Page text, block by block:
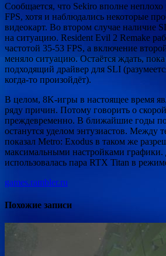
Сообщается, что Sekiro вполне неплохо
FPS, хотя и наблюдались некоторые
видеокарт. Во втором случае наличие
на ситуацию. Resident Evil 2 Remake
частотой 35-53 FPS, а включение
меняло ситуацию. Остаётся ждать,
подходящий драйвер для SLI
когда-то произойдёт).
В целом, 8K-игры в настоящее время
ряду причин. Потому говорить о
преждевременно. В ближайшие годы
останутся уделом энтузиастов. Между
показал Metro: Exodus в таком же
максимальными настройками графики.
использовалась пара RTX Titan в
games.rambler.ru
Похожие записи